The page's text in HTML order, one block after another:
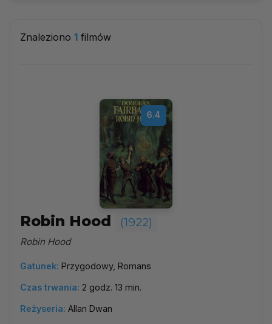
Znaleziono 1 filmów
6.4
Robin Hood (1922)
Robin Hood
Gatunek: Przygodowy, Romans
Czas trwania: 2 godz. 13 min.
Reżyseria: Allan Dwan